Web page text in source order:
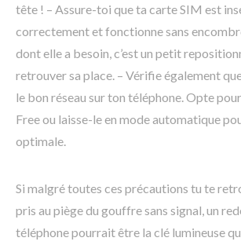
tête ! – Assure-toi que ta carte SIM est
correctement et fonctionne sans
dont elle a besoin, c’est un petit
retrouver sa place. – Vérifie également
le bon réseau sur ton téléphone. Opte
Free ou laisse-le en mode automatique
optimale.
Si malgré toutes ces précautions tu te
pris au piège du gouffre sans signal, un
téléphone pourrait être la clé lumineuse